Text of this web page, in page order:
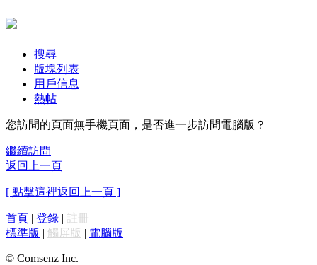
搜尋
版塊列表
用戶信息
熱帖
您訪問的頁面無手機頁面，是否進一步訪問電腦版？
繼續訪問
返回上一頁
[ 點擊這裡返回上一頁 ]
首頁 | 登錄 | 註冊
標準版 | 觸屏版 | 電腦版 |
© Comsenz Inc.